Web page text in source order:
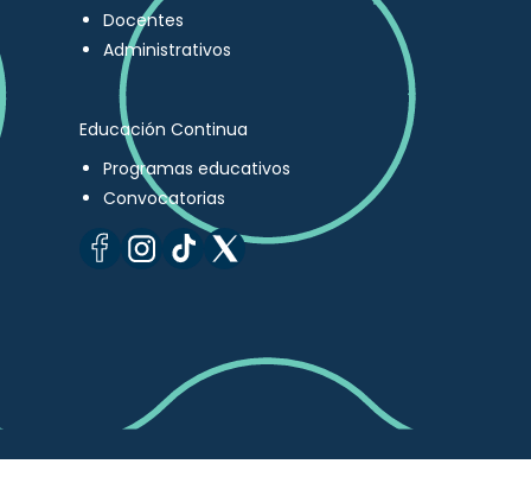
Docentes
Administrativos
Educación Continua
Programas educativos
Convocatorias